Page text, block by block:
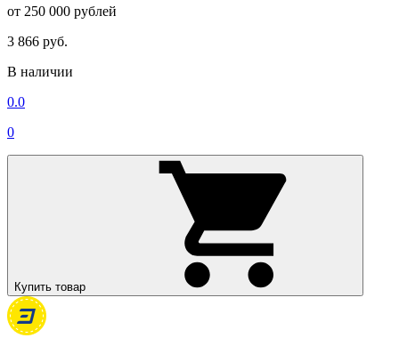
от 250 000 рублей
3 866 руб.
В наличии
0.0
0
Купить товар